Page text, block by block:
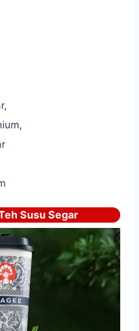
Susu Segar